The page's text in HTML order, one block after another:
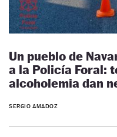
Un pueblo de
a la Policía Foral:
alcoholemia dan
SERGIO AMADOZ